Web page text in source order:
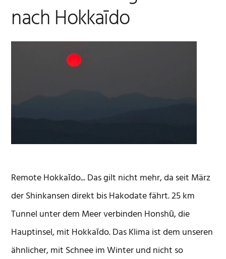
nach Hokkaīdo
Remote Hokkaīdo... Das gilt nicht mehr, da seit März
der Shinkansen direkt bis Hakodate fährt. 25 km
Tunnel unter dem Meer verbinden Honshū, die
Hauptinsel, mit Hokkaīdo. Das Klima ist dem unseren
ähnlicher, mit Schnee im Winter und nicht so